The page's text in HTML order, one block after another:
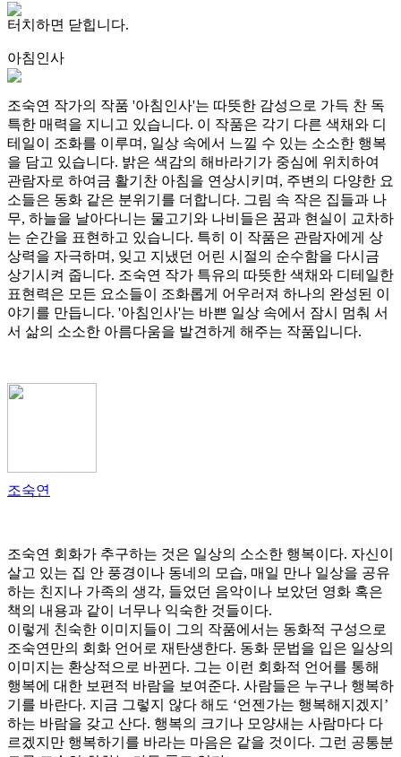
터치하면 닫힙니다.
아침인사
조숙연 작가의 작품 '아침인사'는 따뜻한 감성으로 가득 찬 독
특한 매력을 지니고 있습니다. 이 작품은 각기 다른 색채와 디
테일이 조화를 이루며, 일상 속에서 느낄 수 있는 소소한 행복
을 담고 있습니다. 밝은 색감의 해바라기가 중심에 위치하여
관람자로 하여금 활기찬 아침을 연상시키며, 주변의 다양한 요
소들은 동화 같은 분위기를 더합니다. 그림 속 작은 집들과 나
무, 하늘을 날아다니는 물고기와 나비들은 꿈과 현실이 교차하
는 순간을 표현하고 있습니다. 특히 이 작품은 관람자에게 상
상력을 자극하며, 잊고 지냈던 어린 시절의 순수함을 다시금
상기시켜 줍니다. 조숙연 작가 특유의 따뜻한 색채와 디테일한
표현력은 모든 요소들이 조화롭게 어우러져 하나의 완성된 이
야기를 만듭니다. '아침인사'는 바쁜 일상 속에서 잠시 멈춰 서
서 삶의 소소한 아름다움을 발견하게 해주는 작품입니다.
조숙연
조숙연 회화가 추구하는 것은 일상의 소소한 행복이다. 자신이
살고 있는 집 안 풍경이나 동네의 모습, 매일 만나 일상을 공유
하는 친지나 가족의 생각, 들었던 음악이나 보았던 영화 혹은
책의 내용과 같이 너무나 익숙한 것들이다.
이렇게 친숙한 이미지들이 그의 작품에서는 동화적 구성으로
조숙연만의 회화 언어로 재탄생한다. 동화 문법을 입은 일상의
이미지는 환상적으로 바뀐다. 그는 이런 회화적 언어를 통해
행복에 대한 보편적 바람을 보여준다. 사람들은 누구나 행복하
기를 바란다. 지금 그렇지 않다 해도 ‘언젠가는 행복해지겠지’
하는 바람을 갖고 산다. 행복의 크기나 모양새는 사람마다 다
르겠지만 행복하기를 바라는 마음은 같을 것이다. 그런 공통분